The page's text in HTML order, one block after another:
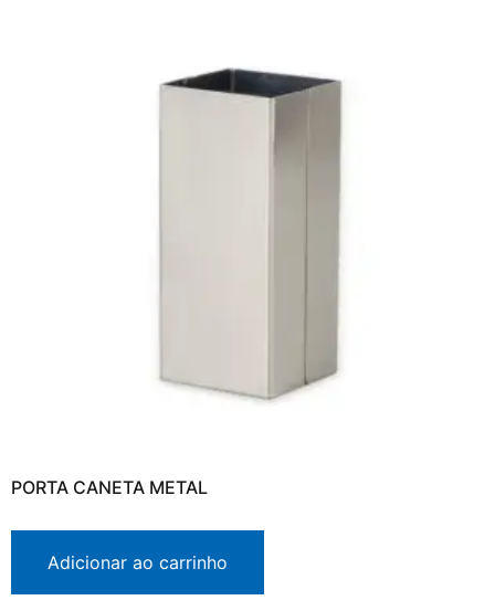
PORTA CANETA METAL
Adicionar ao carrinho